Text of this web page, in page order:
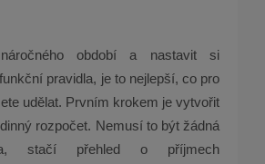
období a nastavit si
pravidla, je to nejlepší, co pro
udělat. Prvním krokem je vytvořit
rozpočet. Nemusí to být žádná
stačí přehled o příjmech